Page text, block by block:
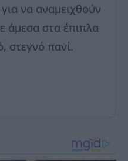
να αναμειχθούν
άμεσα στα έπιπλα
στεγνό πανί.